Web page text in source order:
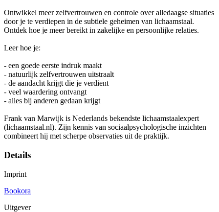
Ontwikkel meer zelfvertrouwen en controle over alledaagse situaties
door je te verdiepen in de subtiele geheimen van lichaamstaal.
Ontdek hoe je meer bereikt in zakelijke en persoonlijke relaties.
Leer hoe je:
- een goede eerste indruk maakt
- natuurlijk zelfvertrouwen uitstraalt
- de aandacht krijgt die je verdient
- veel waardering ontvangt
- alles bij anderen gedaan krijgt
Frank van Marwijk is Nederlands bekendste lichaamstaalexpert
(lichaamstaal.nl). Zijn kennis van sociaalpsychologische inzichten
combineert hij met scherpe observaties uit de praktijk.
Details
Imprint
Bookora
Uitgever